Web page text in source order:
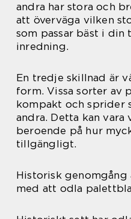
andra har stora och
att överväga vilken
som passar bäst i din
inredning.
En tredje skillnad är
form. Vissa sorter av
kompakt och sprider
andra. Detta kan
beroende på hur
tillgängligt.
Historisk
med att odla